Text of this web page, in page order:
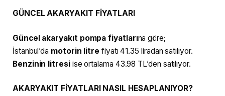
GÜNCEL AKARYAKIT FİYATLARI
Güncel akaryakıt pompa fiyatlarına göre;
İstanbul’da motorin litre fiyatı 41.35 liradan satılıyor.
Benzinin litresiise ortalama 43.98 TL’den satılıyor.
AKARYAKIT FİYATLARI NASIL HESAPLANIYOR?